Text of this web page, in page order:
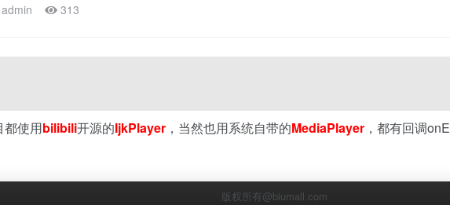
admin 313
都使用bilibili开源的IjkPlayer ，当然也用系统自带的MediaPlayer ，都有回调
版权所有@biumall.com